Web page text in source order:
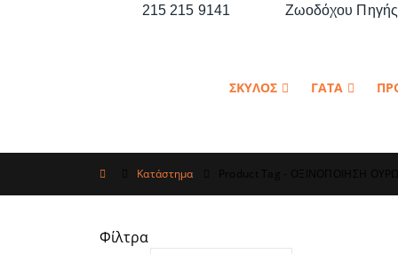
215 215 9141 Ζωοδόχου
ΣΚΥΛΟΣ ΓΑΤΑ
Κατάστημα
Φίλτρα